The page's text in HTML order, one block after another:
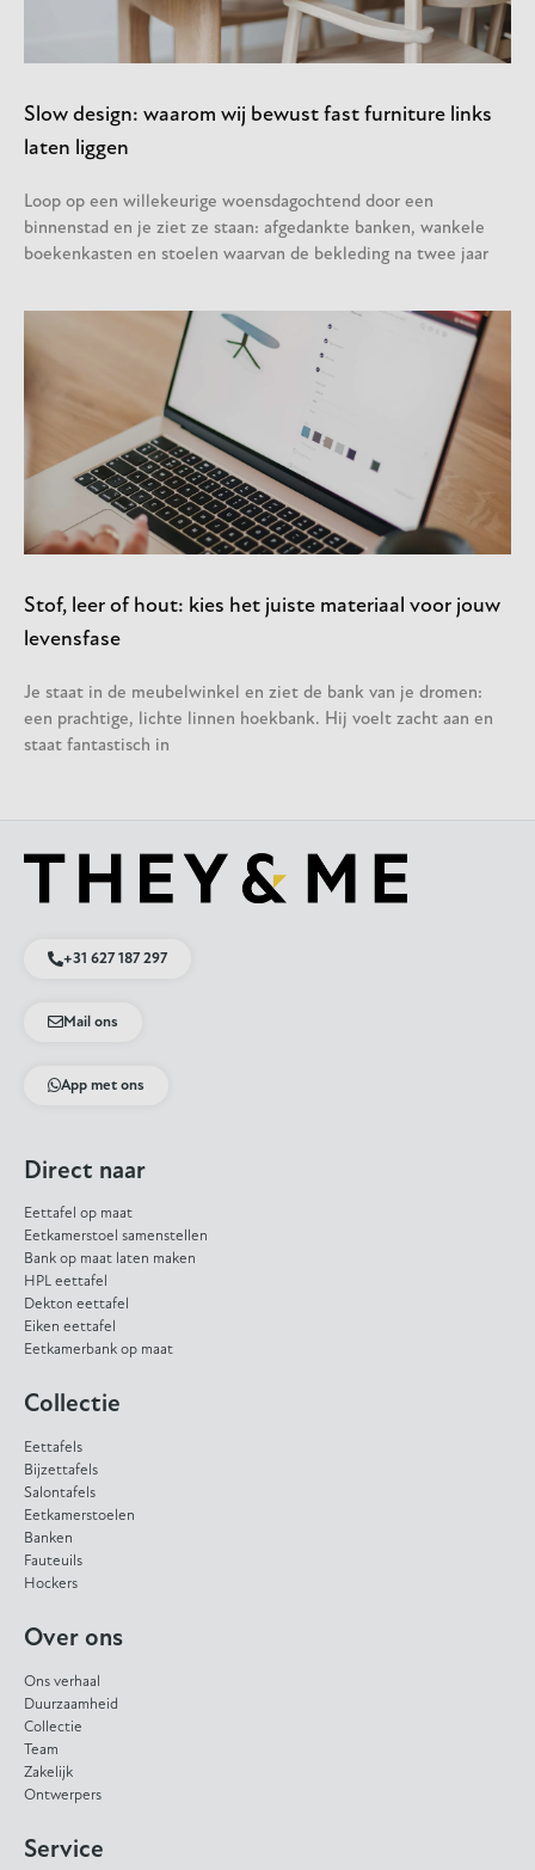
Slow design: waarom wij bewust fast furniture links
laten liggen
Loop op een willekeurige woensdagochtend door een
binnenstad en je ziet ze staan: afgedankte banken, wankele
boekenkasten en stoelen waarvan de bekleding na twee jaar
Stof, leer of hout: kies het juiste materiaal voor jouw
levensfase
Je staat in de meubelwinkel en ziet de bank van je dromen:
een prachtige, lichte linnen hoekbank. Hij voelt zacht aan en
staat fantastisch in
+31 627 187 297
Mail ons
App met ons
Direct naar
Eettafel op maat
Eetkamerstoel samenstellen
Bank op maat laten maken
HPL eettafel
Dekton eettafel
Eiken eettafel
Eetkamerbank op maat
Collectie
Eettafels
Bijzettafels
Salontafels
Eetkamerstoelen
Banken
Fauteuils
Hockers
Over ons
Ons verhaal
Duurzaamheid
Collectie
Team
Zakelijk
Ontwerpers
Service